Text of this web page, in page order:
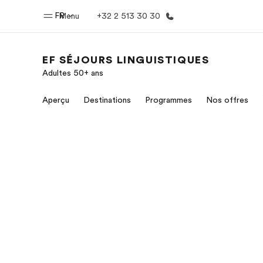
Menu
FR +32 2 513 30 30
Bienvenue chez EF Nos
EF SÉJOURS LINGUISTIQUES
Adultes 50+ ans
Aperçu Destinations Programmes Nos offres